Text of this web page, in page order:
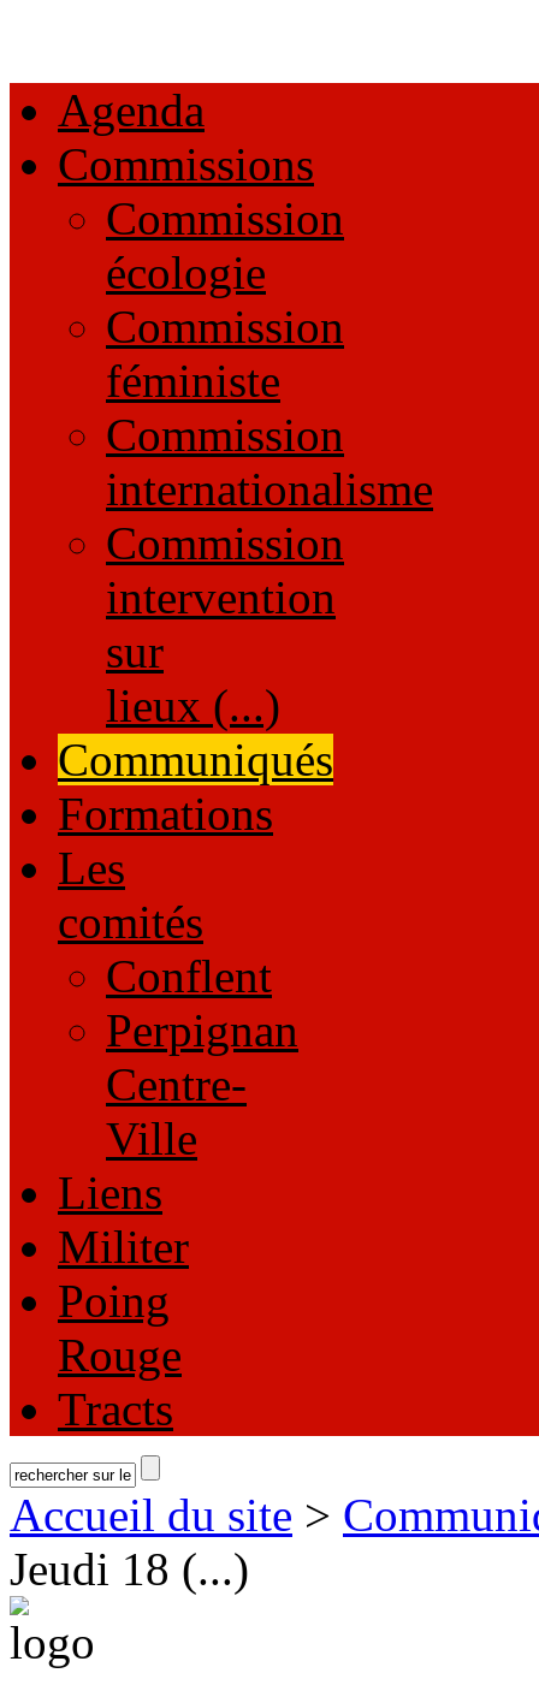
Agenda
Commissions
Commission
écologie
Commission
féministe
Commission
internationalisme
Commission
intervention
sur
lieux (...)
Communiqués
Formations
Les
comités
Conflent
Perpignan
Centre-
Ville
Liens
Militer
Poing
Rouge
Tracts
Accueil du site >
Jeudi 18 (...)